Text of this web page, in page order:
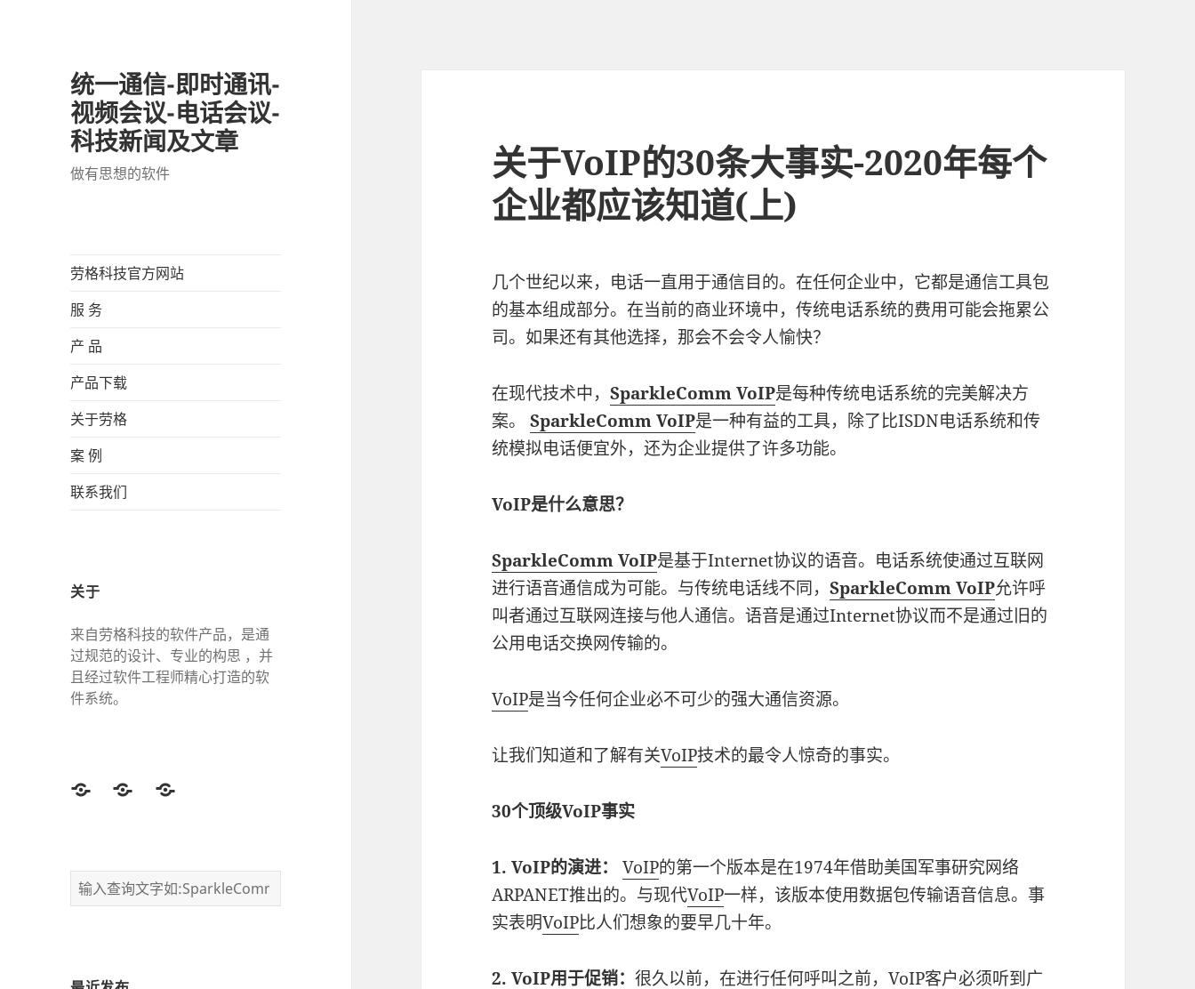
统一通信-即时通讯-
视频会议-电话会议-
科技新闻及文章
做有思想的软件
劳格科技官方网站
服 务
产 品
产品下载
关于劳格
案 例
联系我们
关于
来自劳格科技的软件产品，是通
过规范的设计、专业的构思 ，并
且经过软件工程师精心打造的软
件系统。
TwitterFacebookGoogle
关于VoIP的30条大事实-2020年每个
企业都应该知道(上)
几个世纪以来，电话一直用于通信目的。在任何企业中，它都是通信工具包
的基本组成部分。在当前的商业环境中，传统电话系统的费用可能会拖累公
司。如果还有其他选择，那会不会令人愉快？
在现代技术中，SparkleComm VoIP是每种传统电话系统的完美解决方
案。SparkleComm VoIP是一种有益的工具，除了比ISDN电话系统和传
统模拟电话便宜外，还为企业提供了许多功能。
VoIP是什么意思？
SparkleComm VoIP是基于Internet协议的语音。电话系统使通过互联网
进行语音通信成为可能。与传统电话线不同，SparkleComm VoIP允许呼
叫者通过互联网连接与他人通信。语音是通过Internet协议而不是通过旧的
公用电话交换网传输的。
VoIP是当今任何企业必不可少的强大通信资源。
让我们知道和了解有关VoIP技术的最令人惊奇的事实。
30个顶级VoIP事实
1. VoIP的演进： VoIP的第一个版本是在1974年借助美国军事研究网络
ARPANET推出的。与现代VoIP一样，该版本使用数据包传输语音信息。事
实表明VoIP比人们想象的要早几十年。
2. VoIP用于促销：很久以前，在进行任何呼叫之前，VoIP客户必须听到广